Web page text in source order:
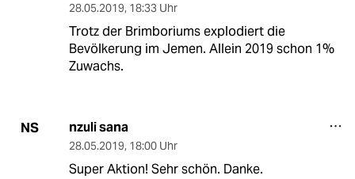
28.05.2019, 18:33 Uhr
Trotz der Brimboriums explodiert die
Bevölkerung im Jemen. Allein 2019 schon 1%
Zuwachs.
NS nzuli sana
28.05.2019, 18:00 Uhr
Super Aktion! Sehr schön. Danke.